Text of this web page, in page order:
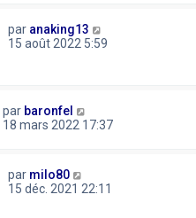
par anaking13
15 août 2022 5:59
par baronfel
18 mars 2022 17:37
par milo80
15 déc. 2021 22:11